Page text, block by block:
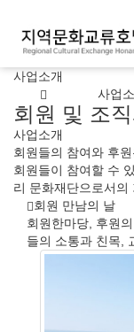
사업소개
사업
회원 및 조
사업소개
회원들의 참여와 후
회원들이 참여할 수
리 문화재단으로서의
회원 만남의 날
회원한마당, 후원
들의 소통과 친목,